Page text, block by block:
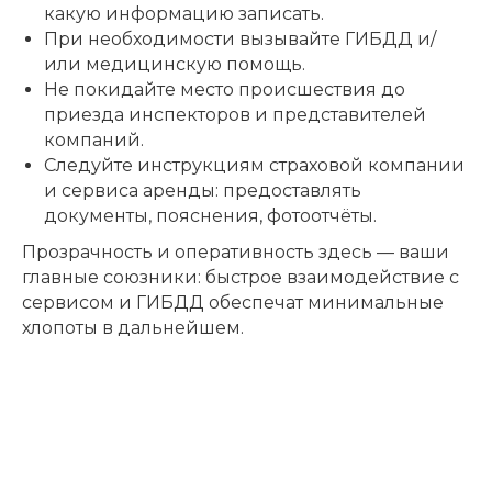
какую информацию записать.
При необходимости вызывайте ГИБДД и/
или медицинскую помощь.
Не покидайте место происшествия до
приезда инспекторов и представителей
компаний.
Следуйте инструкциям страховой компании
и сервиса аренды: предоставлять
документы, пояснения, фотоотчёты.
Прозрачность и оперативность здесь — ваши
главные союзники: быстрое взаимодействие с
сервисом и ГИБДД обеспечат минимальные
хлопоты в дальнейшем.